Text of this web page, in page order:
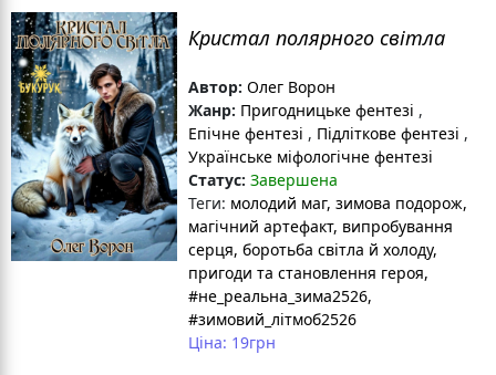
Кристал полярного світла
Автор: Олег Ворон
Жанр: Пригодницьке фентезі ,
Епічне фентезі , Підліткове фентезі ,
Українське міфологічне фентезі
Статус: Завершена
Теги: молодий маг, зимова подорож,
магічний артефакт, випробування
серця, боротьба світла й холоду,
пригоди та становлення героя,
#не_реальна_зима2526,
#зимовий_літмоб2526
Ціна: 19грн